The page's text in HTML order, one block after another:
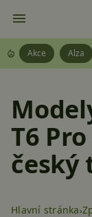
Akce Alza
T6
český
Hlavní stránka